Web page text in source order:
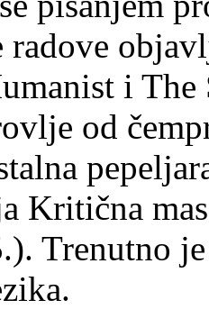
radove
i
od
Kritična
Trenutno